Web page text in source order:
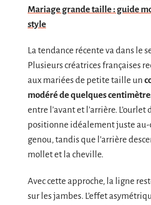
Mariage grande taille : guide
style
La tendance récente va dans le
Plusieurs créatrices françaises
aux mariées de petite taille un
modéré de quelques
entre l’avant et l’arrière. L’ourlet
positionne idéalement juste au-
genou, tandis que l’arrière
mollet et la cheville.
Avec cette approche, la ligne
sur les jambes. L’effet